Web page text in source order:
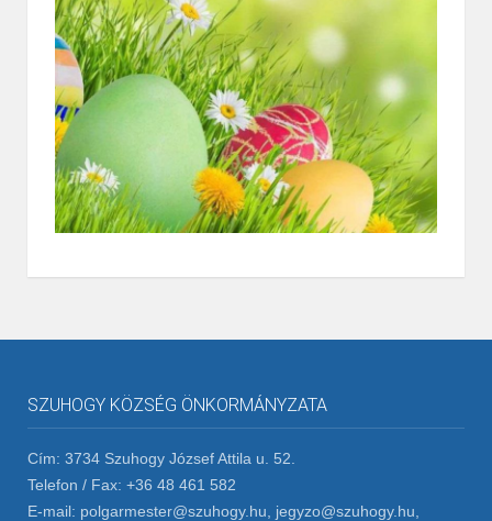
SZUHOGY KÖZSÉG ÖNKORMÁNYZATA
Cím: 3734 Szuhogy József Attila u. 52.
Telefon / Fax: +36 48 461 582
E-mail: polgarmester@szuhogy.hu, jegyzo@szuhogy.hu,